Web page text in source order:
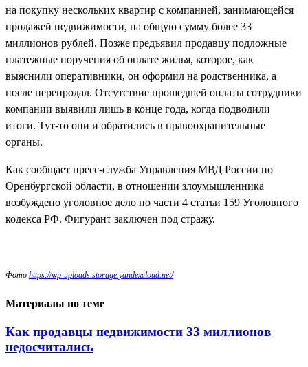
на покупку нескольких квартир с компанией, занимающейся
продажей недвижимости, на общую сумму более 33
миллионов рублей. Позже предъявил продавцу подложные
платежные поручения об оплате жилья, которое, как
выяснили оперативники, он оформил на родственника, а
после перепродал. Отсутствие прошедшей оплаты сотрудники
компании выявили лишь в конце года, когда подводили
итоги. Тут-то они и обратились в правоохранительные
органы.
Как сообщает пресс-служба Управления МВД России по
Оренбургской области, в отношении злоумышленника
возбуждено уголовное дело по части 4 статьи 159 Уголовного
кодекса РФ. Фигурант заключен под стражу.
Фото https://wp-uploads.storage.yandexcloud.net/
Материалы по теме
Как продавцы недвижимости 33 миллионов
недосчитались